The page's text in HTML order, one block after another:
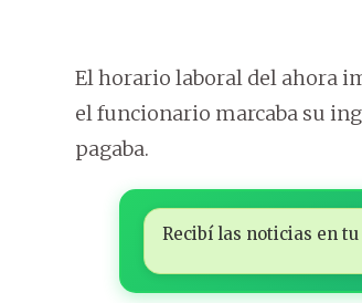
El horario laboral del ahora
el funcionario marcaba su
pagaba.
Recibí las noticias en